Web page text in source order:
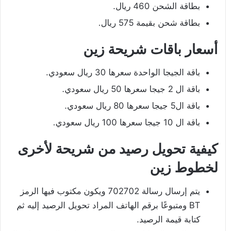
بطاقة الشحن 460 ريال.
بطاقة شحن بقيمة 575 ريال.
أسعار باقات شريحة زين
باقة الجيجا الواحدة سعرها 30 ريال سعودي.
باقة ال 2 جيجا سعرها 50 ريال سعودي.
باقة ال5 جيجا سعرها 80 ريال سعودي.
باقة ال 10 جيجا سعرها 100 ريال سعودي.
كيفية تحويل رصيد من شريحة لأخرى
لخطوط زين
يتم إرسال رسالة 702702 ويكون مكتوب فيها الرمز
BT ومتبوعًا برقم الهاتف المراد تحويل الرصيد إليه ثم
كتابة قيمة الرصيد.